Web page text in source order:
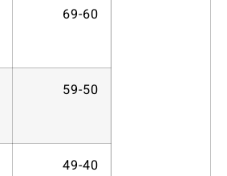
69-60
59-50
49-40